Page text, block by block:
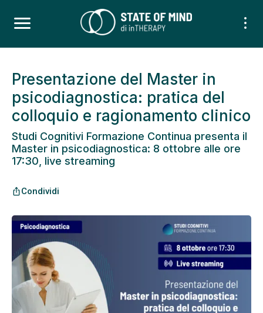
Presentazione del Master in
psicodiagnostica: pratica del
colloquio e ragionamento clinico
Studi Cognitivi Formazione Continua presenta il
Master in psicodiagnostica: 8 ottobre alle ore
17:30, live streaming
ios_shareCondividi